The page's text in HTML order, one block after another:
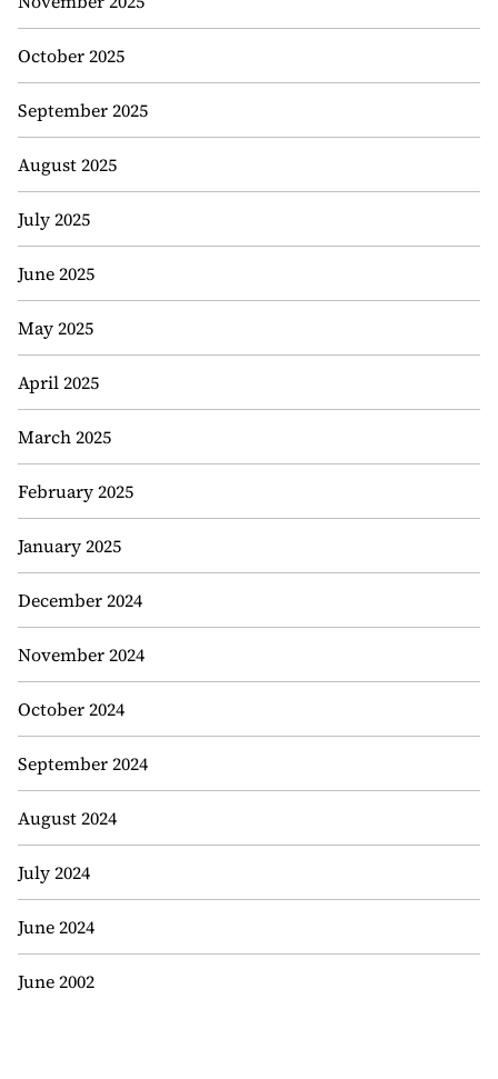
October 2025
September 2025
August 2025
July 2025
June 2025
May 2025
April 2025
March 2025
February 2025
January 2025
December 2024
November 2024
October 2024
September 2024
August 2024
July 2024
June 2024
June 2002